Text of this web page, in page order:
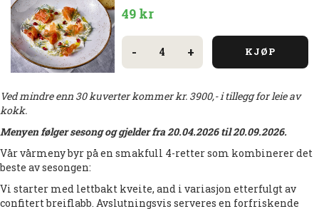
49 kr
-
Velkomstsnacks
kaldrøkt
laks
(pris
person)
antall
+ KJØP
Ved mindre enn 30 kuverter kommer kr. 3900,- i tillegg for leie av
kokk.
Menyen følger sesong og gjelder fra 20.04.2026 til 20.09.2026.
Vår vårmeny byr på en smakfull 4-retter som kombinerer det
beste av sesongen:
Vi starter med lettbakt kveite, and i variasjon etterfulgt av
confitert breiflabb. Avslutningsvis serveres en forfriskende